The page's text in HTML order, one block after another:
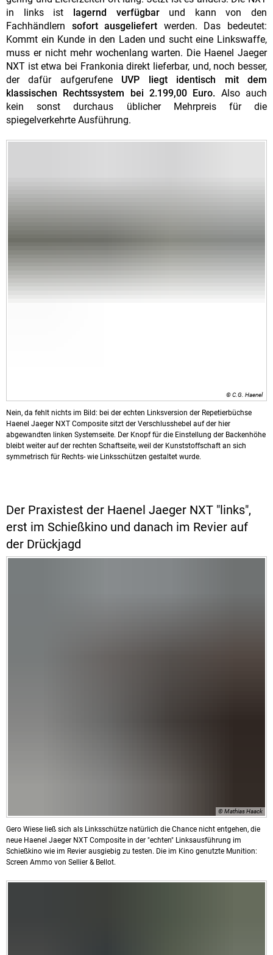
in links ist
lagernd verfügbarund kann von den
Fachhändlern sofort ausgeliefert werden. Das bedeutet:
Kommt ein Kunde in den Laden und sucht eine Linkswaffe,
muss er nicht mehr wochenlang warten. Die Haenel Jaeger
NXT ist etwa bei Frankonia direkt lieferbar, und, noch besser,
der dafür aufgerufene UVP liegt identisch mit dem
klassischen Rechtssystem bei 2.199,00 Euro. Also auch
kein sonst durchaus üblicher Mehrpreis für die
spiegelverkehrte Ausführung.
© C.G. Haenel
Nein, da fehlt nichts im Bild: bei der echten Linksversion der Repetierbüchse
Haenel Jaeger NXT Composite sitzt der Verschlusshebel auf der hier
abgewandten linken Systemseite. Der Knopf für die Einstellung der Backenhöhe
bleibt weiter auf der rechten Schaftseite, weil der Kunststoffschaft an sich
symmetrisch für Rechts- wie Linksschützen gestaltet wurde.
Der Praxistest der Haenel Jaeger NXT "links",
erst im Schießkino und danach im Revier auf
der Drückjagd
© Mathias Haack
Gero Wiese ließ sich als Linksschütze natürlich die Chance nicht entgehen, die
neue Haenel Jaeger NXT Composite in der "echten" Linksausführung im
Schießkino wie im Revier ausgiebig zu testen. Die im Kino genutzte Munition:
Screen Ammo von Sellier & Bellot.